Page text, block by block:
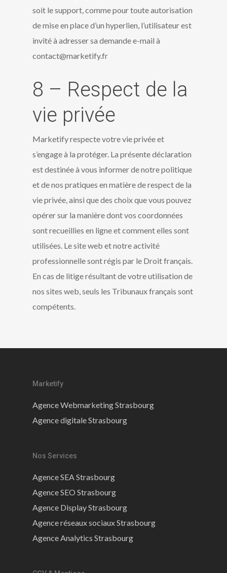
soit le support, comme pour toute autorisation
de mise en place d’un hyperlien, l’utilisateur est
invité à adresser sa demande e-mail à
contact@marketify.fr
8 – Respect de la
vie privée
Marketify respecte votre vie privée et
s’engage à la protéger. La présente déclaration
est destinée à vous informer de notre politique
et de nos pratiques en matière de respect de la
vie privée, ainsi que des choix que vous pouvez
opérer sur la manière dont vos coordonnées
sont recueillies en ligne et comment elles sont
utilisées. Le site web et notre activité
professionnelle sont régis par le Droit français.
En cas de litige résultant de votre utilisation de
nos sites web, seuls les Tribunaux français sont
compétents.
Marketify
Agence Webmarketing Strasbourg
Agence digitale Strasbourg
Nos Services
Agence SEA Strasbourg
Agence SEO Strasbourg
Agence Display Strasbourg
Agence réseaux sociaux Strasbourg
Agence Analytics Strasbourg